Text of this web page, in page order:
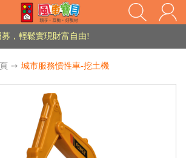
家長樂了!「風車書版集團暨FOOD超人企業總部」目前正興建中!
，輕鬆實現財富自由!
會員火熱招募中~
惱！點我查看『海外購物流程說明』
➙ 城市服務慣性車-挖土機